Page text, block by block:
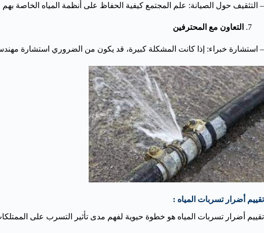
– التثقيف حول الصيانة: علم المجتمع كيفية الحفاظ على أنظمة المياه الخاصة
التعاون مع المحترفين
– استشارة خبراء: إذا كانت المشكلة كبيرة، قد يكون من الضروري استشارة
تقييم أضرار تسربات المياه :
تقييم أضرار تسربات المياه هو خطوة حيوية لفهم مدى تأثير التسرب على